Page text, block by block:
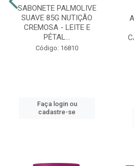
SABONETE PALMOLIVE
SUAVE 85G NUTIÇÃO
CREMOSA - LEITE E
PÉTAL...
Código: 16810
Faça login ou
cadastre-se